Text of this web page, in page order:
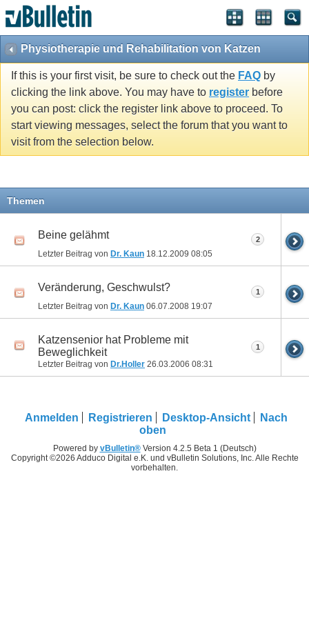
Physiotherapie und Rehabilitation von Katzen
If this is your first visit, be sure to check out the FAQ by
clicking the link above. You may have to register before
you can post: click the register link above to proceed. To
start viewing messages, select the forum that you want to
visit from the selection below.
Themen
Beine gelähmt
Letzter Beitrag von Dr. Kaun 18.12.2009 08:05
2
Veränderung, Geschwulst?
Letzter Beitrag von Dr. Kaun 06.07.2008 19:07
1
Katzensenior hat Probleme mit
Beweglichkeit
Letzter Beitrag von Dr.Holler 26.03.2006 08:31
1
Anmelden Registrieren Desktop-Ansicht
Nach
oben
Powered by vBulletin®Version 4.2.5 Beta 1 (Deutsch)
Copyright ©2026 Adduco Digital e.K. und vBulletin Solutions, Inc. Alle Rechte
vorbehalten.